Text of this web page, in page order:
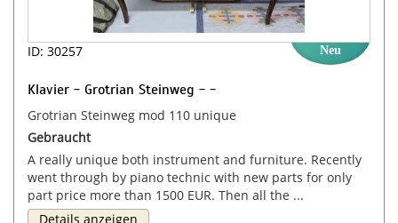
ID: 30257 Neu
Klavier - Grotrian Steinweg - -
Grotrian Steinweg mod 110 unique
Gebraucht
A really unique both instrument and furniture. Recently
went through by piano technic with new parts for only
part price more than 1500 EUR. Then all the ...
Details anzeigen